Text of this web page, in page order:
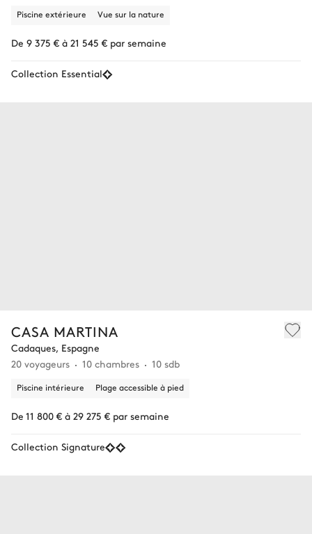
Piscine extérieure Vue sur la nature
De 9 375 € à 21 545 € par semaine
Collection Essential
CASA MARTINA
Cadaques, Espagne
20 voyageurs
10 chambres 10 sdb
Piscine intérieure Plage accessible à pied
De 11 800 € à 29 275 € par semaine
Collection Signature